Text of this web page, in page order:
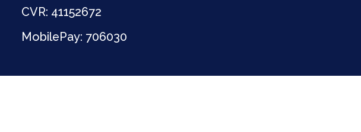
CVR: 41152672
MobilePay: 706030